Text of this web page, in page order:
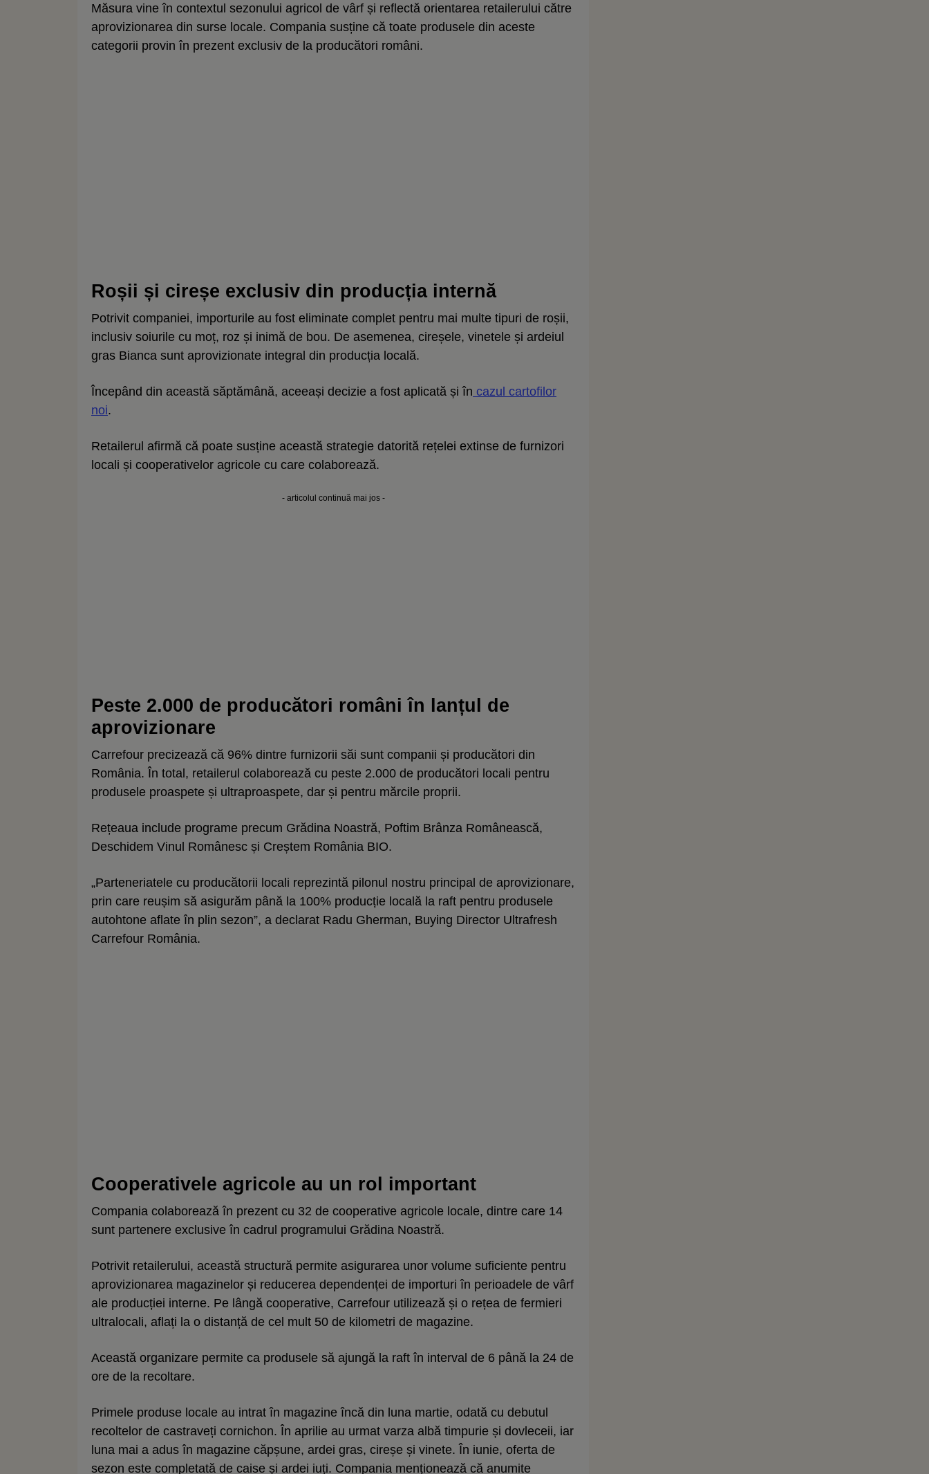
Măsura vine în contextul sezonului agricol de vârf și reflectă orientarea retailerului către
aprovizionarea din surse locale. Compania susține că toate produsele din aceste
categorii provin în prezent exclusiv de la producători români.
Roșii și cireșe exclusiv din producția internă
Potrivit companiei, importurile au fost eliminate complet pentru mai multe tipuri de roșii,
inclusiv soiurile cu moț, roz și inimă de bou. De asemenea, cireșele, vinetele și ardeiul
gras Bianca sunt aprovizionate integral din producția locală.
Începând din această săptămână, aceeași decizie a fost aplicată și în cazul cartofilor
noi.
Retailerul afirmă că poate susține această strategie datorită rețelei extinse de furnizori
locali și cooperativelor agricole cu care colaborează.
- articolul continuă mai jos -
Peste 2.000 de producători români în lanțul de
aprovizionare
Carrefour precizează că 96% dintre furnizorii săi sunt companii și producători din
România. În total, retailerul colaborează cu peste 2.000 de producători locali pentru
produsele proaspete și ultraproaspete, dar și pentru mărcile proprii.
Rețeaua include programe precum Grădina Noastră, Poftim Brânza Românească,
Deschidem Vinul Românesc și Creștem România BIO.
„Parteneriatele cu producătorii locali reprezintă pilonul nostru principal de aprovizionare,
prin care reușim să asigurăm până la 100% producție locală la raft pentru produsele
autohtone aflate în plin sezon”, a declarat Radu Gherman, Buying Director Ultrafresh
Carrefour România.
Cooperativele agricole au un rol important
Compania colaborează în prezent cu 32 de cooperative agricole locale, dintre care 14
sunt partenere exclusive în cadrul programului Grădina Noastră.
Potrivit retailerului, această structură permite asigurarea unor volume suficiente pentru
aprovizionarea magazinelor și reducerea dependenței de importuri în perioadele de vârf
ale producției interne. Pe lângă cooperative, Carrefour utilizează și o rețea de fermieri
ultralocali, aflați la o distanță de cel mult 50 de kilometri de magazine.
Această organizare permite ca produsele să ajungă la raft în interval de 6 până la 24 de
ore de la recoltare.
Primele produse locale au intrat în magazine încă din luna martie, odată cu debutul
recoltelor de castraveți cornichon. În aprilie au urmat varza albă timpurie și dovleceii, iar
luna mai a adus în magazine căpșune, ardei gras, cireșe și vinete. În iunie, oferta de
sezon este completată de caise și ardei iuți. Compania menționează că anumite